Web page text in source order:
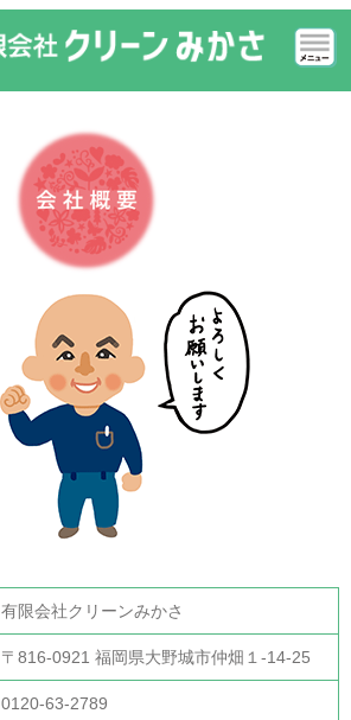
有限会社クリーンみかさ
〒816-0921 福岡県大野城市仲畑１-14-25
0120-63-2789